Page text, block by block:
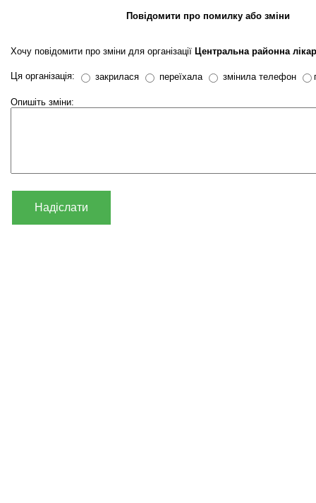
Повідомити про помилку або зміни
Хочу повідомити про зміни для організації Центральна районна
Ця організація: закрилася переїхала змінила телефон
Опишіть зміни:
Надіслати